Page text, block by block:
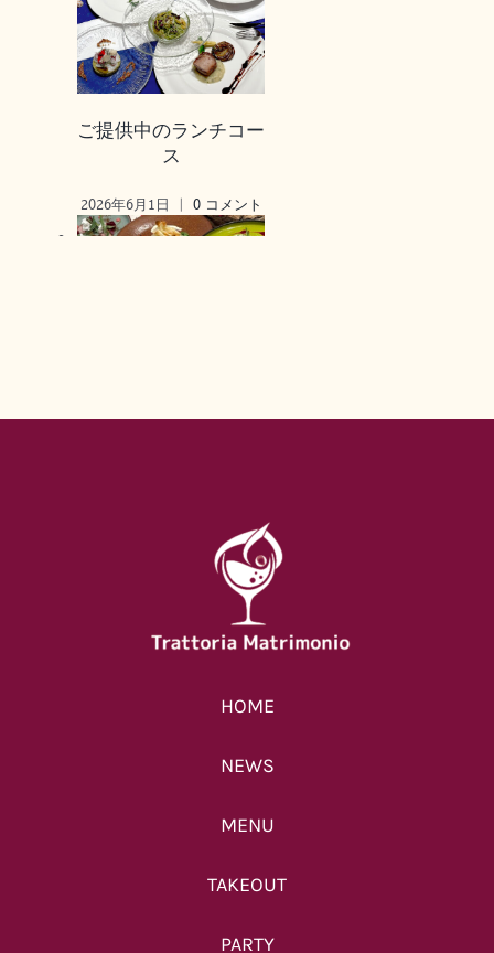
ご提供中のランチコー
ス
2026年6月1日 | 0 コメント
ス
定ランチコース
0 コメン
HOME
NEWS
MENU
TAKEOUT
PARTY